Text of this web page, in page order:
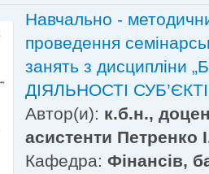
Навчально -
проведення
занять з
ДІЯЛЬНОСТІ
Автор(и): к.б.н.,
асистенти Петренко
Кафедра:Фінансів,